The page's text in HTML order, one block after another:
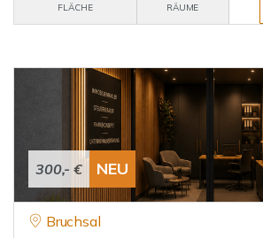
FLÄCHE
RÄUME
300,- € NEU
Bruchsal